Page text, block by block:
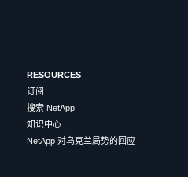
RESOURCES
订阅
搜索 NetApp
知识中心
NetApp 对乌克兰局势的回应